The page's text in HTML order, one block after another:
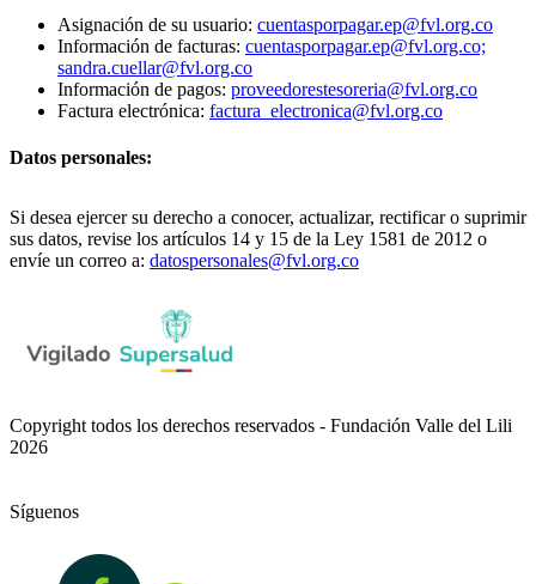
Asignación de su usuario: cuentasporpagar.ep@fvl.org.co
Información de facturas: cuentasporpagar.ep@fvl.org.co;
sandra.cuellar@fvl.org.co
Información de pagos: proveedorestesoreria@fvl.org.co
Factura electrónica: factura_electronica@fvl.org.co
Datos personales:
Si desea ejercer su derecho a conocer, actualizar, rectificar o suprimir
sus datos, revise los artículos 14 y 15 de la Ley 1581 de 2012 o
envíe un correo a: datospersonales@fvl.org.co
Copyright todos los derechos reservados - Fundación Valle del Lili
2026
Síguenos